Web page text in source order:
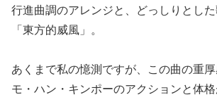
行進曲調のアレンジと、どっしりとし
「東方的威風」。
あくまで私の憶測ですが、この曲の重
モ・ハン・キンポーのアクションと体